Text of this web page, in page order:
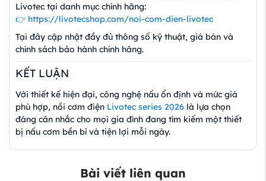
Livotec tại danh mục chính hãng:
👉 https://livotecshop.com/noi-com-dien-livotec
Tại đây cập nhật đầy đủ thông số kỹ thuật, giá bán và
chính sách bảo hành chính hãng.
KẾT LUẬN
Với thiết kế hiện đại, công nghệ nấu ổn định và mức giá
phù hợp, nồi cơm điện Livotec series 2026 là lựa chọn
đáng cân nhắc cho mọi gia đình đang tìm kiếm một thiết
bị nấu cơm bền bỉ và tiện lợi mỗi ngày.
Bài viết liên quan